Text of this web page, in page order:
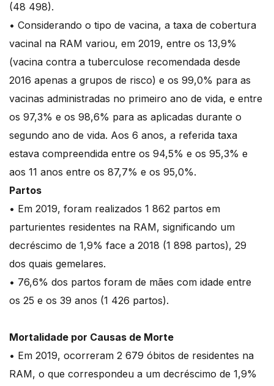
(48 498).
• Considerando o tipo de vacina, a taxa de cobertura
vacinal na RAM variou, em 2019, entre os 13,9%
(vacina contra a tuberculose recomendada desde
2016 apenas a grupos de risco) e os 99,0% para as
vacinas administradas no primeiro ano de vida, e entre
os 97,3% e os 98,6% para as aplicadas durante o
segundo ano de vida. Aos 6 anos, a referida taxa
estava compreendida entre os 94,5% e os 95,3% e
aos 11 anos entre os 87,7% e os 95,0%.
Partos
• Em 2019, foram realizados 1 862 partos em
parturientes residentes na RAM, significando um
decréscimo de 1,9% face a 2018 (1 898 partos), 29
dos quais gemelares.
• 76,6% dos partos foram de mães com idade entre
os 25 e os 39 anos (1 426 partos).
Mortalidade por Causas de Morte
• Em 2019, ocorreram 2 679 óbitos de residentes na
RAM, o que correspondeu a um decréscimo de 1,9%